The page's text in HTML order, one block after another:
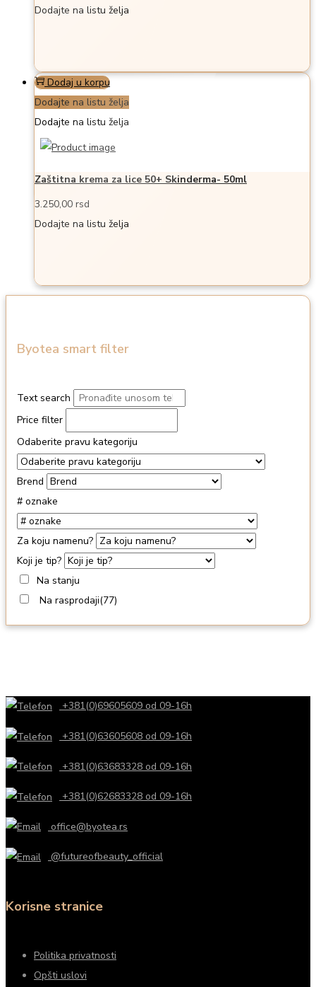
Dodajte na listu želja
Dodaj u korpu
Dodajte na listu želja
Dodajte na listu želja
Zaštitna krema za lice 50+ Skinderma- 50ml
3.250,00 rsd
Dodajte na listu želja
Byotea smart filter
Text search
Price filter
Odaberite pravu kategoriju
Brend
# oznake
Za koju namenu?
Koji je tip?
Na stanju
Na rasprodaji(77)
+381(0)69605609 od 09-16h
+381(0)63605608 od 09-16h
+381(0)63683328 od 09-16h
+381(0)62683328 od 09-16h
office@byotea.rs
@futureofbeauty_official
Korisne stranice
Politika privatnosti
Opšti uslovi